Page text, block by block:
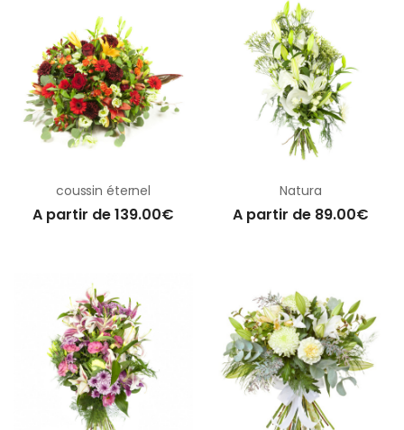
coussin éternel
A partir de 139.00€
Natura
A partir de 89.00€